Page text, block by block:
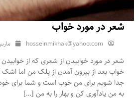
شعر در مورد خواب
hosseinmikhak@yahoo.com مارس 30,
شعر در مورد خوابیدن از شعری که از
خواب بعد از بیرون آمدن از پلک من اما
جدا شویم برای من خوب است و شما برای
به من یادآوری کن و بهار را به من […]